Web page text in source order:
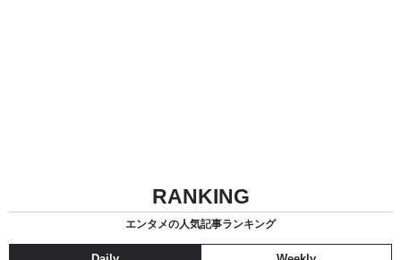
RANKING
エンタメの人気記事ランキング